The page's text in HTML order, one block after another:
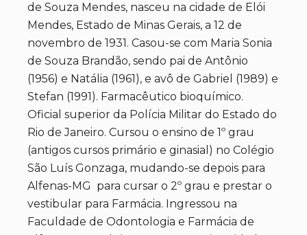
de Souza Mendes, nasceu na cidade de Elói
Mendes, Estado de Minas Gerais, a 12 de
novembro de 1931. Casou-se com Maria Sonia
de Souza Brandão, sendo pai de Antônio
(1956) e Natália (1961), e avô de Gabriel (1989) e
Stefan (1991). Farmacêutico bioquímico.
Oficial superior da Polícia Militar do Estado do
Rio de Janeiro. Cursou o ensino de 1º grau
(antigos cursos primário e ginasial) no Colégio
São Luís Gonzaga, mudando-se depois para
Alfenas-MG para cursar o 2º grau e prestar o
vestibular para Farmácia. Ingressou na
Faculdade de Odontologia e Farmácia de